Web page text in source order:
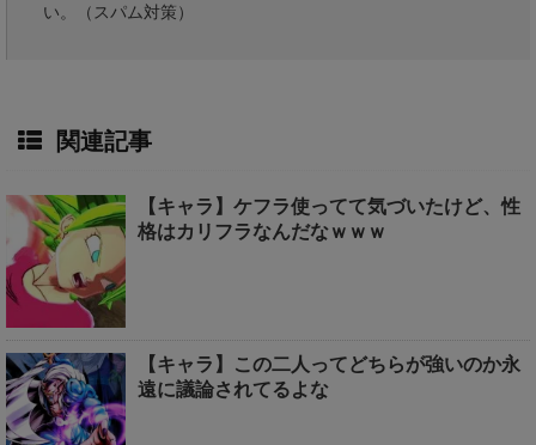
い。（スパム対策）
関連記事
【キャラ】ケフラ使ってて気づいたけど、性
格はカリフラなんだなｗｗｗ
【キャラ】この二人ってどちらが強いのか永
遠に議論されてるよな